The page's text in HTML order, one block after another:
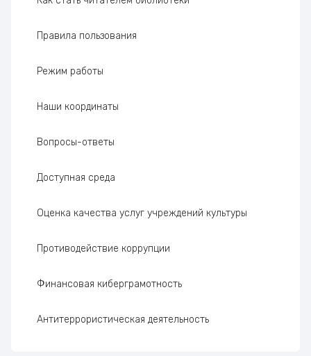
Правила пользования
Режим работы
Наши координаты
Вопросы-ответы
Доступная среда
Оценка качества услуг учреждений культуры
Проти­во­дей­ствие коррупции
Финансовая киберграмотность
Антитеррористическая деятельность